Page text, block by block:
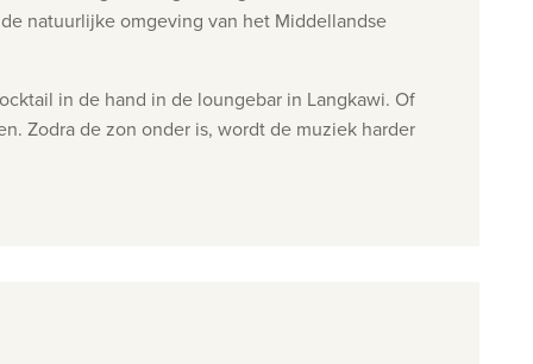
natuurlijke omgeving van het Middellandse
in de hand in de loungebar in Langkawi. Of
Zodra de zon onder is, wordt de muziek harder